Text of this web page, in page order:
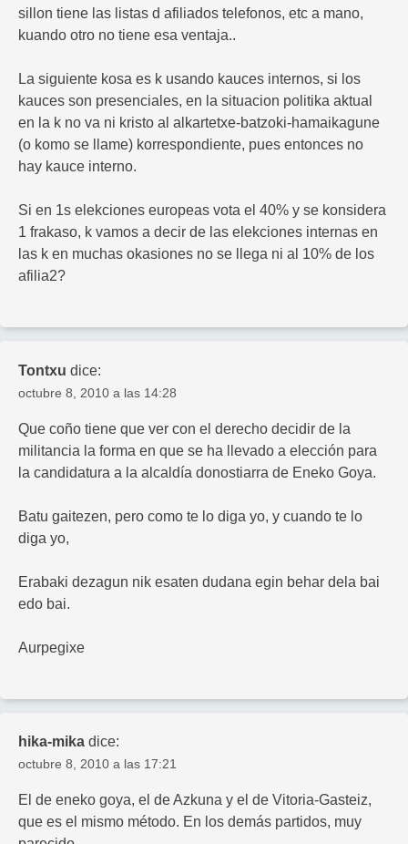
sillon tiene las listas d afiliados telefonos, etc a mano,
kuando otro no tiene esa ventaja..
La siguiente kosa es k usando kauces internos, si los
kauces son presenciales, en la situacion politika aktual
en la k no va ni kristo al alkartetxe-batzoki-hamaikagune
(o komo se llame) korrespondiente, pues entonces no
hay kauce interno.
Si en 1s elekciones europeas vota el 40% y se konsidera
1 frakaso, k vamos a decir de las elekciones internas en
las k en muchas okasiones no se llega ni al 10% de los
afilia2?
Tontxu dice:
octubre 8, 2010 a las 14:28
Que coño tiene que ver con el derecho decidir de la
militancia la forma en que se ha llevado a elección para
la candidatura a la alcaldía donostiarra de Eneko Goya.
Batu gaitezen, pero como te lo diga yo, y cuando te lo
diga yo,
Erabaki dezagun nik esaten dudana egin behar dela bai
edo bai.
Aurpegixe
hika-mika dice:
octubre 8, 2010 a las 17:21
El de eneko goya, el de Azkuna y el de Vitoria-Gasteiz,
que es el mismo método. En los demás partidos, muy